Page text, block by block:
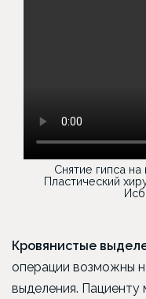
Снятие гипса на
Пластический
Кровянистые
операции возможны
выделения.